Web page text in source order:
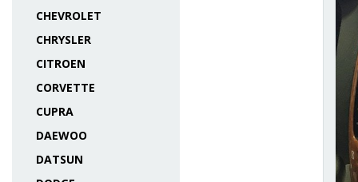
CHEVROLET
CHRYSLER
CITROEN
CORVETTE
CUPRA
DAEWOO
DATSUN